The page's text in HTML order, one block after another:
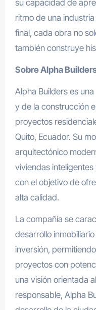
su capacidad de
ritmo de una
final, cada obra no
también construye
Sobre Alpha
Alpha Builders es
y de la construcción
proyectos
Quito, Ecuador. Su
arquitectónico
viviendas
con el objetivo de
alta calidad.
La compañía se
desarrollo
inversión,
proyectos con
una visión orientada
responsable, Alpha